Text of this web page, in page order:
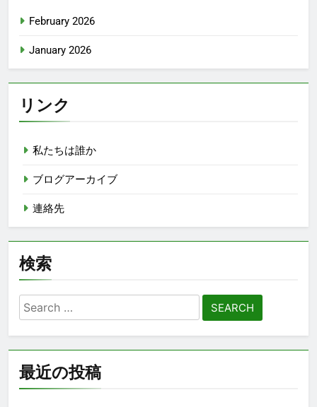
February 2026
January 2026
リンク
私たちは誰か
ブログアーカイブ
連絡先
検索
Search
for:
最近の投稿